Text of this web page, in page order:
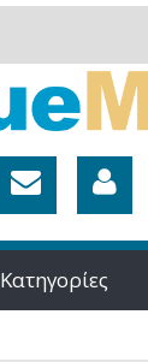
Κατηγορίες